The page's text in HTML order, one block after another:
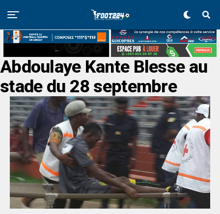
Abdoulaye Kante Blesse au
stade du 28 septembre